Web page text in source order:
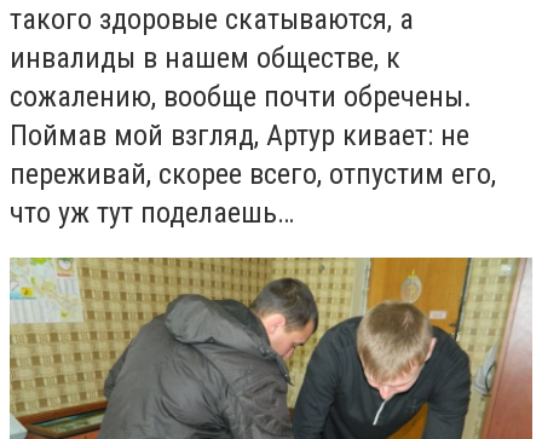
такого здоровые скатываются, а
инвалиды в нашем обществе, к
сожалению, вообще почти обречены.
Поймав мой взгляд, Артур кивает: не
переживай, скорее всего, отпустим его,
что уж тут поделаешь…